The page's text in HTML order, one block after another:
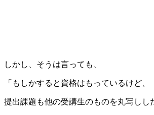
しかし、そうは言っても、
「もしかすると資格はもっているけど、
提出課題も他の受講生のものを丸写しし